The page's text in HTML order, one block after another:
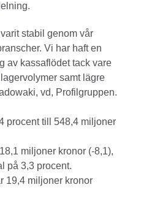
stabil genom vår
Vi har haft en
av kassaflödet tack vare
samt lägre
vd, Profilgruppen.
procent till 548,4 miljoner
miljoner kronor (-8,1),
på 3,3 procent.
19,4 miljoner kronor